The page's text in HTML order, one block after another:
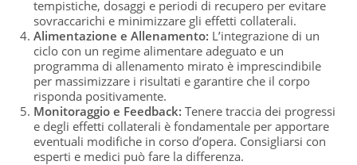
tempistiche, dosaggi e periodi di recupero per evitare
sovraccarichi e minimizzare gli effetti collaterali.
Alimentazione e Allenamento: L’integrazione di un
ciclo con un regime alimentare adeguato e un
programma di allenamento mirato è imprescindibile
per massimizzare i risultati e garantire che il corpo
risponda positivamente.
Monitoraggio e Feedback: Tenere traccia dei progressi
e degli effetti collaterali è fondamentale per apportare
eventuali modifiche in corso d’opera. Consigliarsi con
esperti e medici può fare la differenza.